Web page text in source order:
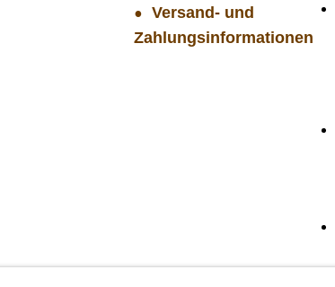
Versand- und
Zahlungsinformationen